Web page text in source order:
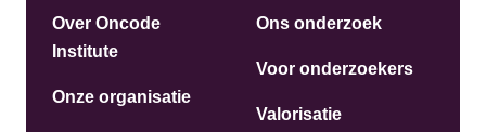
Over Oncode
Institute
Onze organisatie
Ons onderzoek
Voor onderzoekers
Valorisatie